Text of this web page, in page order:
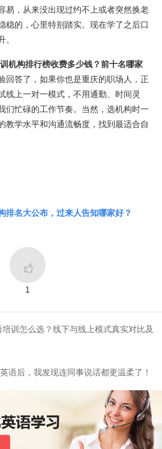
易，从来没出现过约不上或者突然换老
稳的，心里特别踏实。现在学了之后口
。
机构排行榜收费多少钱？前十名哪家
回答了，如果你也是重庆的职场人，正
线上一对一模式，不用通勤、时间灵
们忙碌的工作节奏。当然，选机构时一
教学水平和沟通流畅度，找到最适合自
排名大公布，过来人告知哪家好？

1
培训怎么选？线下与线上模式真实对比及
语后，我发现连同事说话都更温柔了！